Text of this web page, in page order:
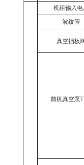
机组输入电
波纹管
真空挡板
前机真空泵